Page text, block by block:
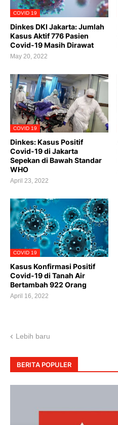
COVID 19
Dinkes DKI Jakarta: Jumlah
Kasus Aktif 776 Pasien
Covid-19 Masih Dirawat
May 20, 2022
COVID 19
Dinkes: Kasus Positif
Covid-19 di Jakarta
Sepekan di Bawah Standar
WHO
April 23, 2022
COVID 19
Kasus Konfirmasi Positif
Covid-19 di Tanah Air
Bertambah 922 Orang
April 16, 2022
Lebih baru
BERITA POPULER